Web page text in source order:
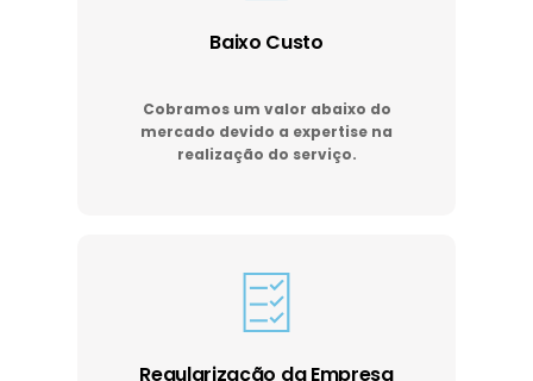
Baixo Custo
Cobramos um valor abaixo do
mercado devido a expertise na
realização do serviço.
Regularização da Empresa